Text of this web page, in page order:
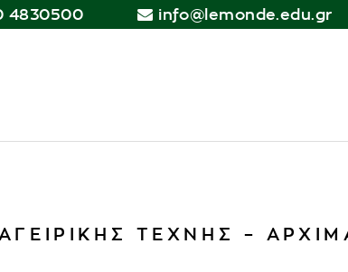
4830500 info@lemonde.edu.gr
ΤΕΧΝΗΣ –